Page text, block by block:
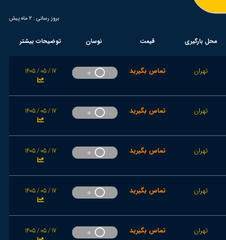
بروز رسانی : 2 ماه پیش
محل بارگیری قیمت نوسان توضیحات بیشتر
تهران تماس بگیرید 1405 / 05 / 17
تهران تماس بگیرید 1405 / 05 / 17
تهران تماس بگیرید 1405 / 05 / 17
تهران تماس بگیرید 1405 / 05 / 17
تهران تماس بگیرید 1405 / 05 / 17